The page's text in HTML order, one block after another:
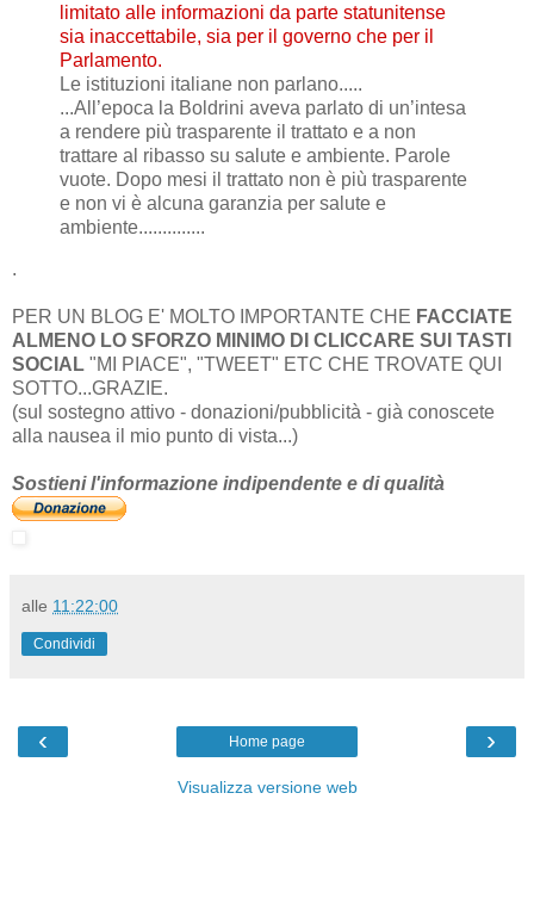
limitato alle informazioni da parte statunitense
sia inaccettabile, sia per il governo che per il
Parlamento.
Le istituzioni italiane non parlano.....
...All’epoca la Boldrini aveva parlato di un’intesa
a rendere più trasparente il trattato e a non
trattare al ribasso su salute e ambiente. Parole
vuote. Dopo mesi il trattato non è più trasparente
e non vi è alcuna garanzia per salute e
ambiente..............
.
PER UN BLOG E' MOLTO IMPORTANTE CHE FACCIATE
ALMENO LO SFORZO MINIMO DI CLICCARE SUI TASTI
SOCIAL "MI PIACE", "TWEET" ETC CHE TROVATE QUI
SOTTO...GRAZIE.
(sul sostegno attivo - donazioni/pubblicità - già conoscete
alla nausea il mio punto di vista...)
Sostieni l'informazione indipendente e di qualità
alle 11:22:00
Condividi
‹ ›
Home page
Visualizza versione web